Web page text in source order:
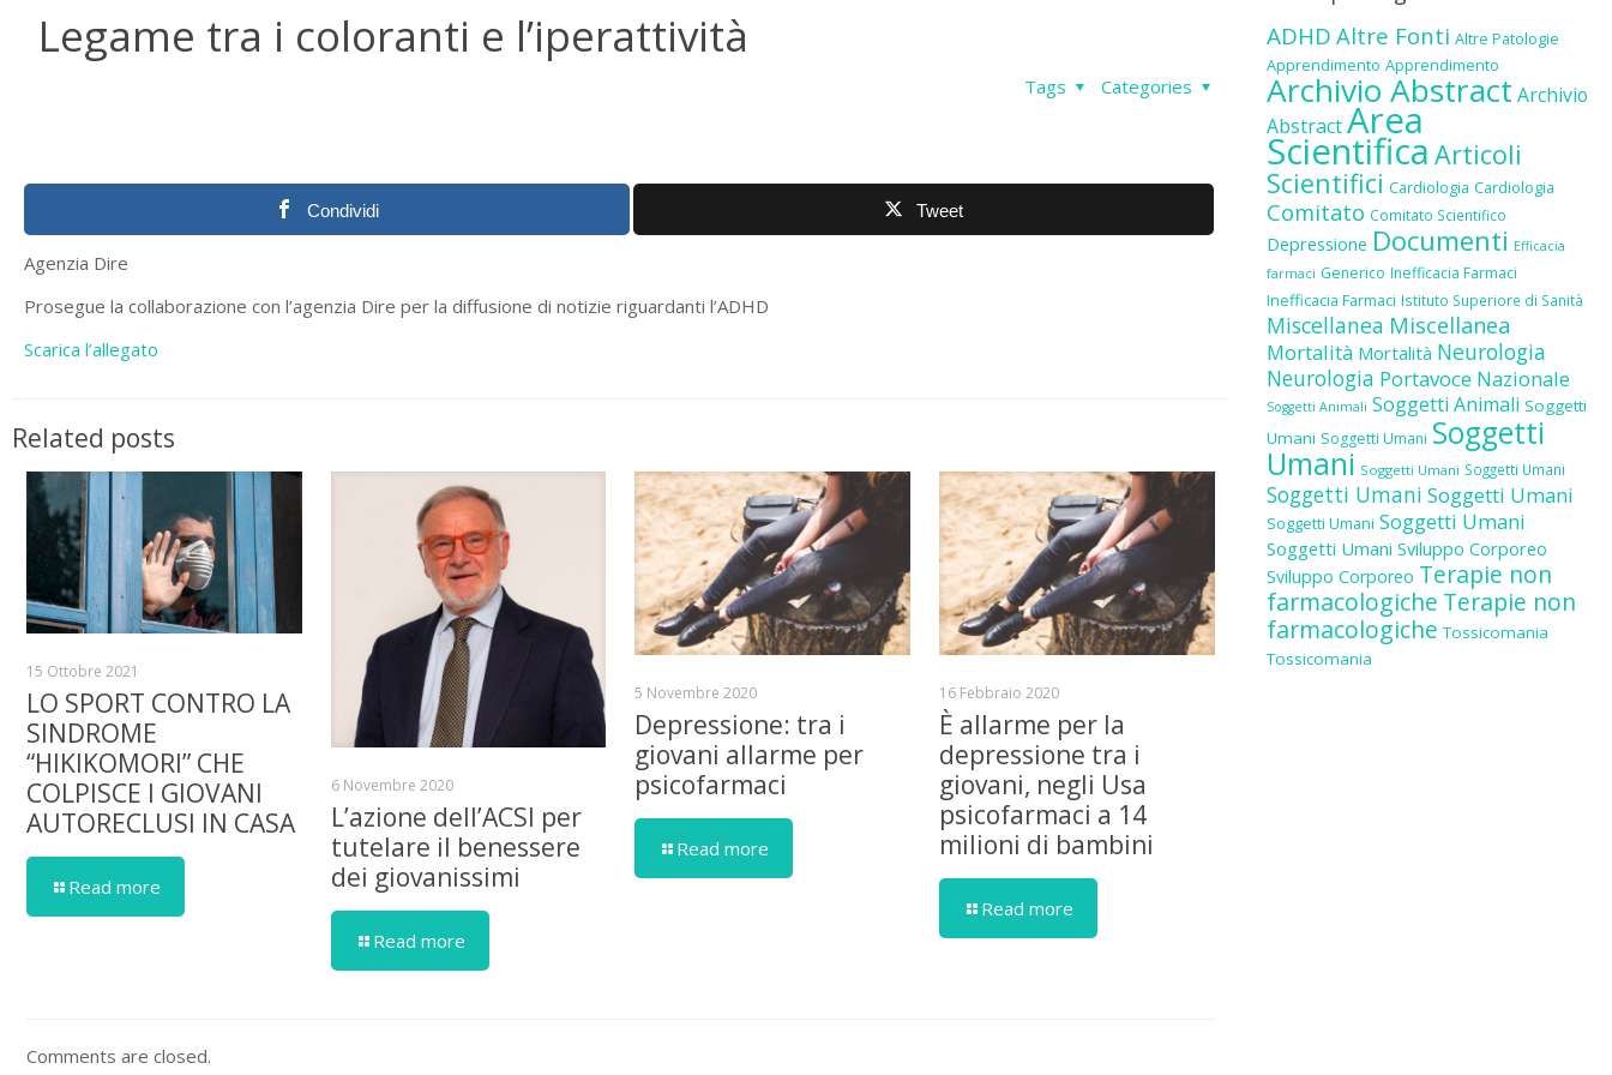
Legame tra i coloranti e l’iperattività
Categories
Tags
Condividi Tweet
Agenzia Dire
Prosegue la collaborazione con l’agenzia Dire per la diffusione di notizie riguardanti l’ADHD
Scarica l’allegato
Related posts
15 Ottobre 2021
LO SPORT CONTRO LA
SINDROME
“HIKIKOMORI” CHE
COLPISCE I GIOVANI
AUTORECLUSI IN CASA
Read more
6 Novembre 2020
L’azione dell’ACSI per
tutelare il benessere
dei giovanissimi
Read more
5 Novembre 2020
Depressione: tra i
giovani allarme per
psicofarmaci
Read more
16 Febbraio 2020
È allarme per la
depressione tra i
giovani, negli Usa
psicofarmaci a 14
milioni di bambini
Read more
Comments are closed.
ADHD Altre Fonti Altre Patologie
Apprendimento Apprendimento
Archivio Abstract Archivio
AbstractArea
Scientifica Articoli
Scientifici Cardiologia Cardiologia
Comitato Comitato Scientifico
Depressione Documenti Efficacia
farmaci Generico Inefficacia Farmaci
Inefficacia Farmaci Istituto Superiore di Sanità
Miscellanea Miscellanea
Mortalità Mortalità Neurologia
Neurologia Portavoce Nazionale
Soggetti Animali Soggetti Animali Soggetti
Umani Soggetti Umani Soggetti
Umani Soggetti Umani Soggetti Umani
Soggetti Umani Soggetti Umani
Soggetti Umani Soggetti Umani
Soggetti Umani Sviluppo Corporeo
Sviluppo Corporeo Terapie non
farmacologiche Terapie non
farmacologiche Tossicomania
Tossicomania